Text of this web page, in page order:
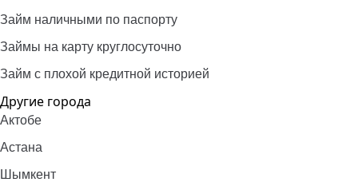
Займ наличными по паспорту
Займы на карту круглосуточно
Займ с плохой кредитной историей
Другие города
Актобе
Астана
Шымкент